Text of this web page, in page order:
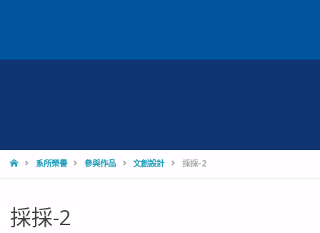
HOME系所榮譽 參與作品 文創設計 採採-2
採採-2